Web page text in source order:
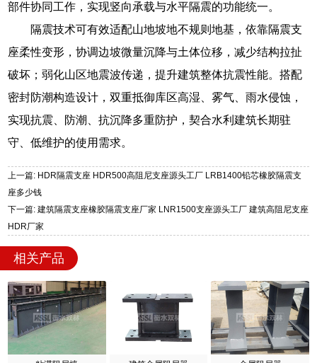
部件协同工作，实现竖向承载与水平隔震的功能统一。
隔震技术可有效适配山地坡地不规则地基，依靠隔震支
座柔性变形，协调边坡微量沉降与土体位移，减少结构拉扯
破坏；弱化山区地震波传递，提升建筑整体抗震性能。搭配
密封防潮构造设计，双重抵御库区高湿、雾气、雨水侵蚀，
实现抗震、防潮、抗沉降多重防护，契合水利建筑长期驻
守、低维护的使用需求。
上一篇: HDR隔震支座 HDR500高阻尼支座源头工厂 LRB1400铅芯橡胶隔震支
座多少钱
下一篇: 建筑隔震支座橡胶隔震支座厂家 LNR1500支座源头工厂 建筑高阻尼支座
HDR厂家
相关产品